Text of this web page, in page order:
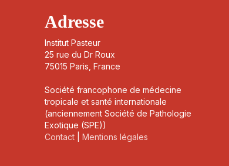
Adresse
Institut Pasteur
25 rue du Dr Roux
75015 Paris, France
Société francophone de médecine
tropicale et santé internationale
(anciennement Société de Pathologie
Exotique (SPE))
Contact |Mentions légales